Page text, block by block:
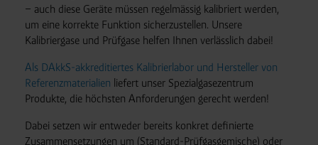
– auch diese Geräte müssen regelmässig kalibriert werden,
um eine korrekte Funktion sicherzustellen. Unsere
Kalibriergase und Prüfgase helfen Ihnen verlässlich dabei!
Als DAkkS-akkreditiertes Kalibrierlabor und Hersteller von
Referenzmaterialien liefert unser Spezialgasezentrum
Produkte, die höchsten Anforderungen gerecht werden!
Dabei setzen wir entweder bereits konkret definierte
Zusammensetzungen um (Standard-Prüfgasgemische) oder